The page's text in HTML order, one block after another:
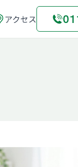
アクセス